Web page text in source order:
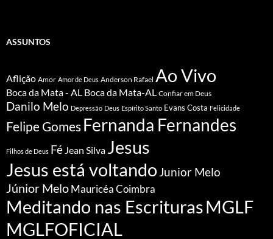
ASSUNTOS
Aflição Amor Amor de Deus Anderson Rafael Ao Vivo
Boca da Mata - AL Boca da Mata-AL Confiar em Deus
Danilo Melo Depressão Deus Espírito Santo Evans Costa Felicidade
Felipe Gomes Fernanda Fernandes
Filhos de Deus Fé Jean Silva Jesus
Jesus está voltando Junior Melo
Júnior Melo Mauricéa Coimbra
Meditando nas EscriturasMGLF
MGLFOFICIAL